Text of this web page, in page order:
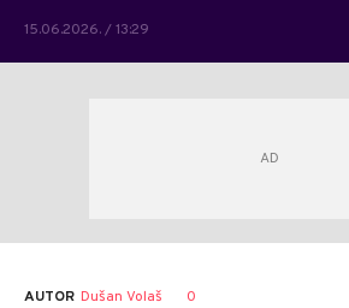
15.06.2026. / 13:29
AUTOR Dušan Volaš 0